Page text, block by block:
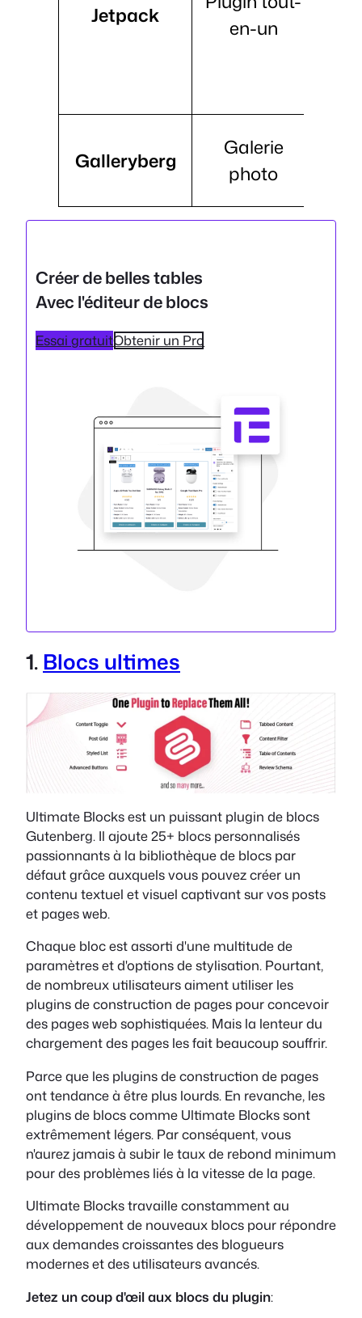
Jetpack
en-un
Galleryberg
Galerie
photo
Créer de belles tables
Avec l'éditeur de blocs
Essai gratuitObtenir un Pro
1.Blocs ultimes
Ultimate Blocks est un puissant plugin de blocs
Gutenberg. Il ajoute 25+ blocs personnalisés
passionnants à la bibliothèque de blocs par
défaut grâce auxquels vous pouvez créer un
contenu textuel et visuel captivant sur vos posts
et pages web.
Chaque bloc est assorti d'une multitude de
paramètres et d'options de stylisation. Pourtant,
de nombreux utilisateurs aiment utiliser les
plugins de construction de pages pour concevoir
des pages web sophistiquées. Mais la lenteur du
chargement des pages les fait beaucoup souffrir.
Parce que les plugins de construction de pages
ont tendance à être plus lourds. En revanche, les
plugins de blocs comme Ultimate Blocks sont
extrêmement légers. Par conséquent, vous
n'aurez jamais à subir le taux de rebond minimum
pour des problèmes liés à la vitesse de la page.
Ultimate Blocks travaille constamment au
développement de nouveaux blocs pour répondre
aux demandes croissantes des blogueurs
modernes et des utilisateurs avancés.
Jetez un coup d'œil aux blocs du plugin: